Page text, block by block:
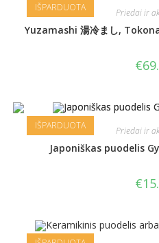
IŠPARDUOTA Priedai ir
Yuzamashi 湯冷まし,
€
IŠPARDUOTA Priedai ir
Japoniškas puodelis
€